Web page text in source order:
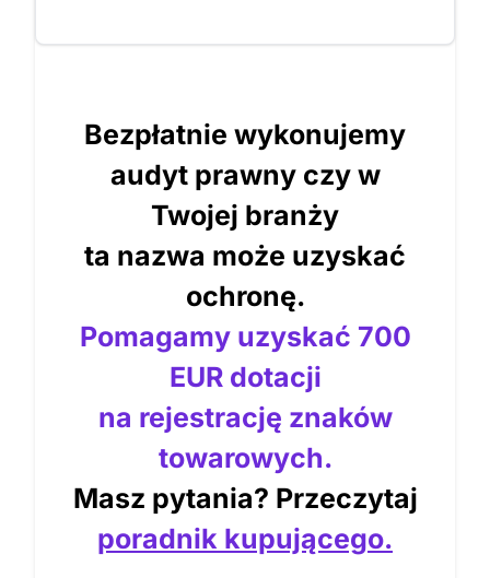
Bezpłatnie wykonujemy
audyt prawny czy w
Twojej branży
ta nazwa może uzyskać
ochronę.
Pomagamy uzyskać 700
EUR dotacji
na rejestrację znaków
towarowych.
Masz pytania? Przeczytaj
poradnik kupującego.